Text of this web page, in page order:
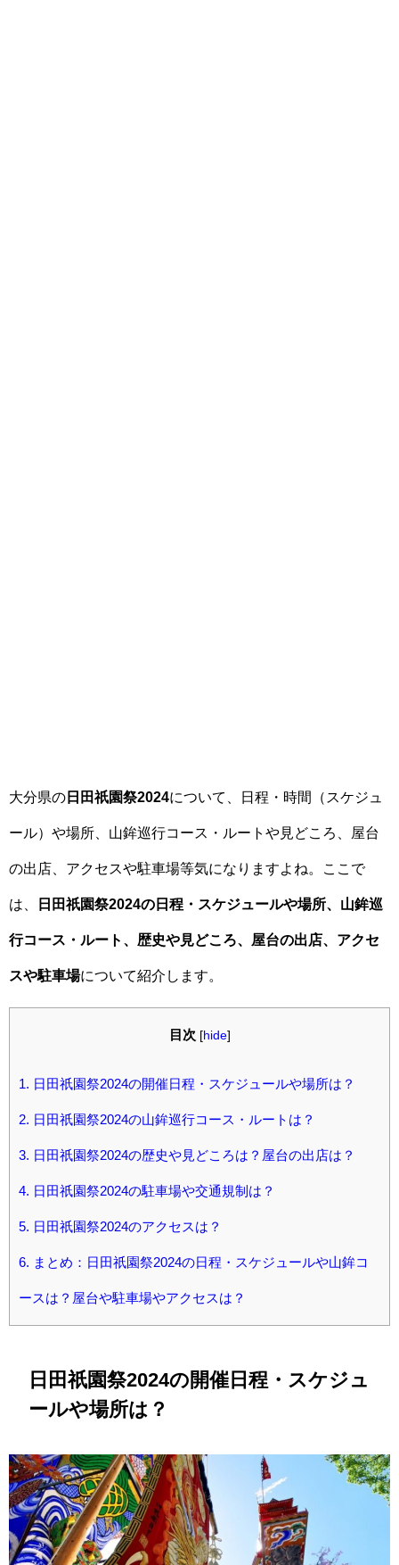
大分県の 日田祇園祭2024について、日程・時間（スケジュ
ール）や場所、山鉾巡行コース・ルートや見どころ、屋台
の出店、アクセスや駐車場等気になりますよね。ここで
は、 日田祇園祭2024の日程・スケジュールや場所、山鉾巡
行コース・ルート、歴史や見どころ、屋台の出店、アクセ
スや駐車場について紹介します。
目次 [hide]
1. 日田祇園祭2024の開催日程・スケジュールや場所は？
2. 日田祇園祭2024の山鉾巡行コース・ルートは？
3. 日田祇園祭2024の歴史や見どころは？屋台の出店は？
4. 日田祇園祭2024の駐車場や交通規制は？
5. 日田祇園祭2024のアクセスは？
6. まとめ：日田祇園祭2024の日程・スケジュールや山鉾コ
ースは？屋台や駐車場やアクセスは？
日田祇園祭2024の開催日程・スケジュ
ールや場所は？